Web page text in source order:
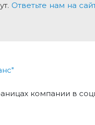
Ответьте нам на
компании в